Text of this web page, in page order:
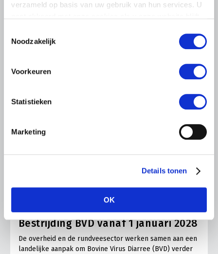
verzameld op basis van uw gebruik van hun services. U
Noodzakelijk
Voorkeuren
Statistieken
Marketing
Details tonen
OK
Bestrijding BVD vanaf 1 januari 2028
De overheid en de rundveesector werken samen aan een
landelijke aanpak om Bovine Virus Diarree (BVD) verder